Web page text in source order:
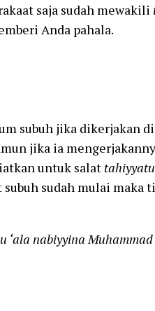
saja sudah mewakili
Anda pahala.
subuh jika dikerjakan
jika ia
untuk salat
sudah mulai maka
nabiyyina